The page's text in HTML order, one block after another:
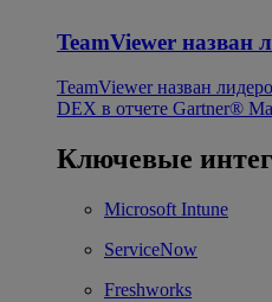
TeamViewer назван
TeamViewer назван
DEX в отчете Gartner®
Ключевые
Microsoft Intune
ServiceNow
Freshworks